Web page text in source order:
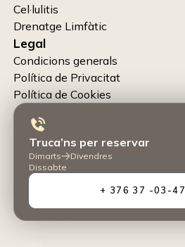
Cel·lulitis
Drenatge Limfàtic
Legal
Condicions generals
Política de Privacitat
Política de Cookies
Truca’ns per reservar
Dimarts
Divendres
Dissabte
+ 376 37 -03-47